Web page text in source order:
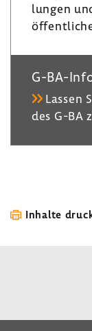
lungen
G-​BA-
Lassen
des G-BA
Inhalte